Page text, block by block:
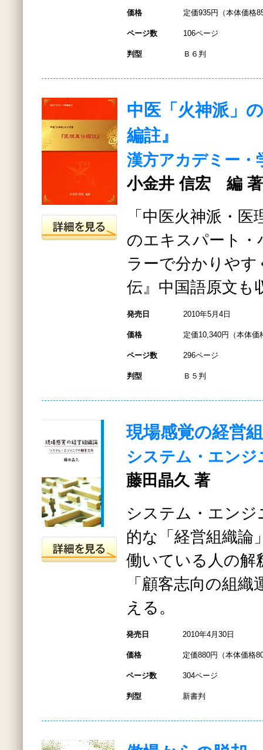
価格 定価935円（本体価格
ページ数 106ページ
判型 Ｂ６判
中医「火神派」
編註』
漢方アカデミー・
小金井 信宏 編 著
「中医火神派・
のエキスパート・
ラーで分かりやす
伝』中国語原文も
発売日 2010年5月4日
価格 定価10,340円（本体価
ページ数 296ページ
判型 Ｂ５判
現場感覚の経営
システム・エンジ
藤田晶久 著
システム・エン
的な「経営組織論
働いている人の解
「顧客志向の組
える。
発売日 2010年4月30日
価格 定価880円（本体価格
ページ数 304ページ
判型 新書判